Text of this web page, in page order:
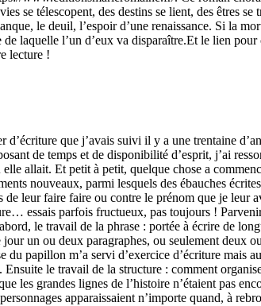
se télescopent, des destins se lient, des êtres
le deuil, l’espoir d’une renaissance. Si la
laquelle l’un d’eux va disparaître.Et le lien
lecture !
que j’avais suivi il y a une trentaine
de temps et de disponibilité d’esprit, j’ai
allait. Et petit à petit, quelque chose a
nouveaux, parmi lesquels des ébauches
leur faire faire ou contre le prénom que je leur
essais parfois fructueux, pas toujours !
le travail de la phrase : portée à écrire de
un ou deux paragraphes, ou seulement deux
papillon m’a servi d’exercice d’écriture mais
le travail de la structure : comment
les grandes lignes de l’histoire n’étaient pas
apparaissaient n’importe quand, à